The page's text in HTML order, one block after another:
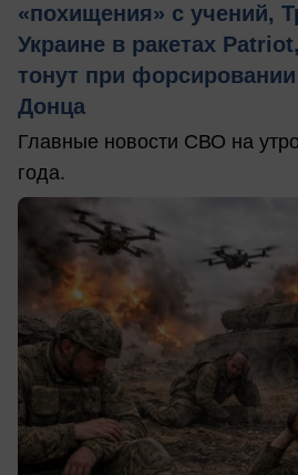
«похищения» с учений,
Украине в ракетах
тонут при
Донца
Главные новости СВО на
года.